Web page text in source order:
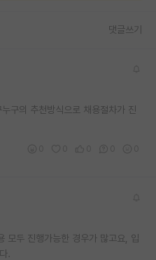
댓글쓰기
구의 추천방식으로 채용절차가 진
모두 진행가능한 경우가 많고요, 입
.